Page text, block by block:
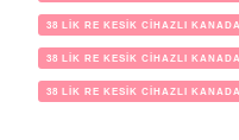
38 LİK RE KESİK CİHAZLI
38 LİK RE KESİK CİHAZLI
38 LİK RE KESİK CİHAZLI